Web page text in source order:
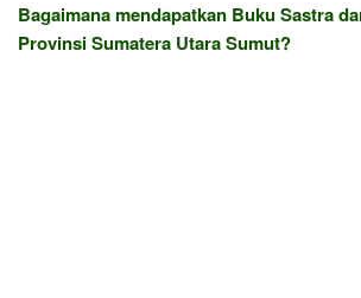
Bagaimana mendapatkan Buku Sastra
Provinsi Sumatera Utara Sumut?